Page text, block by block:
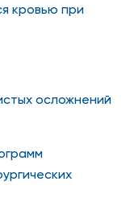
кровью при
осложнений